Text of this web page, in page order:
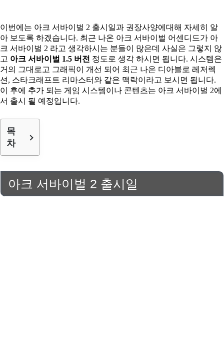
이번에는 아크 서바이벌 2 출시일과 권장사양에대해 자세히 알
아 보도록 하겠습니다. 최근 나온 아크 서바이벌 어센디드가 아
크 서바이벌 2 라고 생각하시는 분들이 많은데 사실은 그렇지 않
고 아크 서바이벌 1.5 버전 정도로 생각 하시면 됩니다. 시스템은
거의 그대로고 그래픽이 개선 되어 최근 나온 디아블로 레저렉
션, 스타크래프트 리마스터와 같은 맥락이라고 보시면 됩니다.
이 후에 추가 되는 게임 시스템이나 콘텐츠는 아크 서바이벌 2에
서 출시 될 예정입니다.
목
차
아크 서바이벌 2 출시일